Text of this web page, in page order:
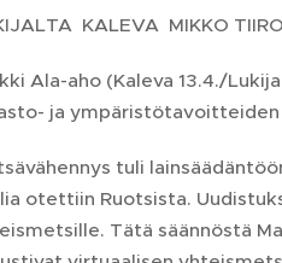
KALEVA MIKKO
Ala-aho (Kaleva 13.4./
ja
tuli
otettiin Ruotsista.
Tätä säännöstä